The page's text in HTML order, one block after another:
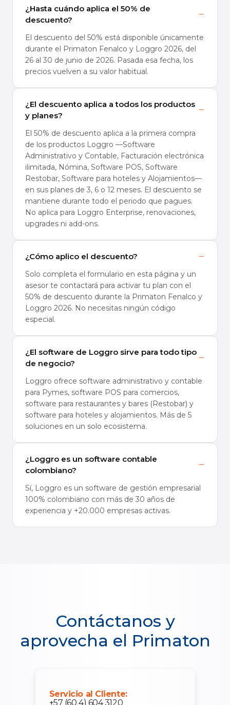
¿Hasta cuándo aplica el 50% de
descuento?
−
El descuento del 50% está disponible únicamente
durante el Primaton Fenalco y Loggro 2026, del
26 al 30 de junio de 2026. Pasada esa fecha, los
precios vuelven a su valor habitual.
¿El descuento aplica a todos los productos
y planes?
−
El 50% de descuento aplica a la primera compra
de los productos Loggro —Software
Administrativo y Contable, Facturación electrónica
ilimitada, Nómina, Software POS, Software
Restobar, Software para hoteles y Alojamientos—
en sus planes de 3, 6 o 12 meses. El descuento se
mantiene durante todo el periodo que pagues.
No aplica para Loggro Enterprise, renovaciones,
upgrades ni add-ons.
¿Cómo aplico el descuento? −
Solo completa el formulario en esta página y un
asesor te contactará para activar tu plan con el
50% de descuento durante la Primaton Fenalco y
Loggro 2026. No necesitas ningún código
especial.
¿El software de Loggro sirve para todo tipo
de negocio?
−
Loggro ofrece software administrativo y contable
para Pymes, software POS para comercios,
software para restaurantes y bares (Restobar) y
software para hoteles y alojamientos. Más de 5
soluciones en un solo ecosistema.
¿Loggro es un software contable
colombiano?
−
Sí, Loggro es un software de gestión empresarial
100% colombiano con más de 30 años de
experiencia y +20.000 empresas activas.
Contáctanos y
aprovecha el Primaton
Servicio al Cliente:
+57 (60 4) 604 3120